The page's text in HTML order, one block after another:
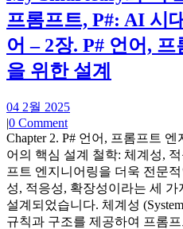
프롬프트, P#: AI 시
어 – 2장. P# 언어,
을 위한 설계
04 2월 2025
|0 Comment
Chapter 2. P# 언어, 프롬프트
어의 핵심 설계 철학: 체계성,
프트 엔지니어링을 더욱 전문
성, 적응성, 확장성이라는 세
설계되었습니다. 체계성
규칙과 구조를 제공하여 프롬